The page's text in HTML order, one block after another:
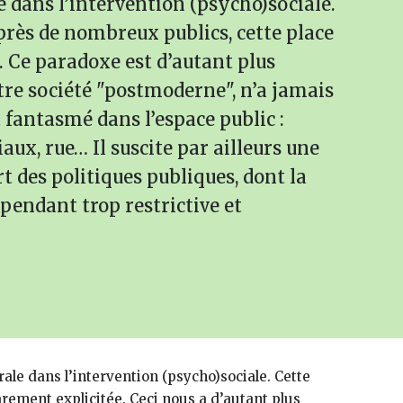
de nombreux publics, cette place
paradoxe est d’autant plus
société "postmoderne", n’a jamais
dans l’espace public :
rue… Il suscite par ailleurs une
des politiques publiques, dont la
trop restrictive et
dans l’intervention (psycho)sociale. Cette
explicitée. Ceci nous a d’autant plus